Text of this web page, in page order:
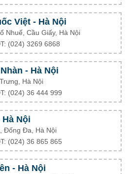
Việt - Hà Nội
Nhuế, Cầu Giấy, Hà Nội
(024) 3269 6868
- Hà Nội
Hà Nội
(024) 36 444 999
Nội
Đống Đa, Hà Nội
(024) 36 865 865
- Hà Nội